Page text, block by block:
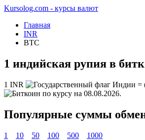
Kursolog.com - курсы валют
Главная
INR
BTC
1 индийская рупия в
1 INR =
по курсу на 08.08.2026.
Популярные суммы
1 10 50 100 500
1000